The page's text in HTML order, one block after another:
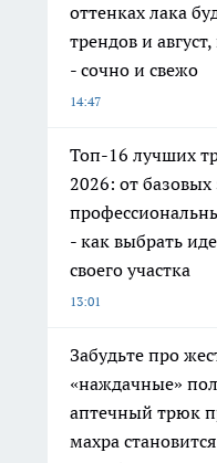
оттенках лака
трендов и
- сочно и свежо
14:47
Топ-16 лучших
2026: от базовых
- как выбрать
своего участка
13:01
Забудьте про
«наждачные»
аптечный трюк
махра